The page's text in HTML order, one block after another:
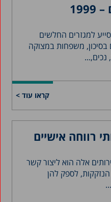
למגזרים החלשים
בסיכון, משפחות במצוקה
נכים,...
קראו עוד >
רווחה אישיים
אלה הוא ליצור קשר
לספק להן